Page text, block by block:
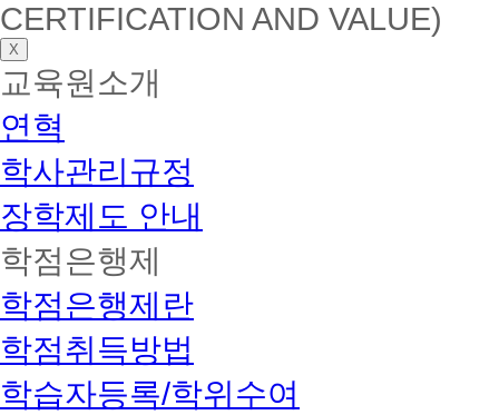
CERTIFICATION AND VALUE)
X
교육원소개
연혁
학사관리규정
장학제도 안내
학점은행제
학점은행제란
학점취득방법
학습자등록/학위수여